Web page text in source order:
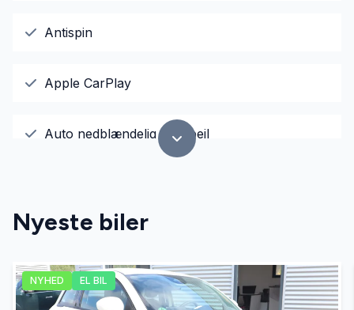
Antispin
Apple CarPlay
Auto nedblændelig bakspejl
Automatisk lys
Centrallås
Nyeste biler
NYHED EL BIL